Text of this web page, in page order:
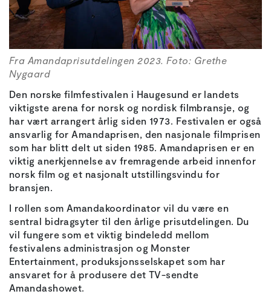
Fra Amandaprisutdelingen 2023. Foto: Grethe
Nygaard
Den norske filmfestivalen i Haugesund er landets
viktigste arena for norsk og nordisk filmbransje, og
har vært arrangert årlig siden 1973. Festivalen er også
ansvarlig for Amandaprisen, den nasjonale filmprisen
som har blitt delt ut siden 1985. Amandaprisen er en
viktig anerkjennelse av fremragende arbeid innenfor
norsk film og et nasjonalt utstillingsvindu for
bransjen.
I rollen som Amandakoordinator vil du være en
sentral bidragsyter til den årlige prisutdelingen. Du
vil fungere som et viktig bindeledd mellom
festivalens administrasjon og Monster
Entertainment, produksjonsselskapet som har
ansvaret for å produsere det TV-sendte
Amandashowet.